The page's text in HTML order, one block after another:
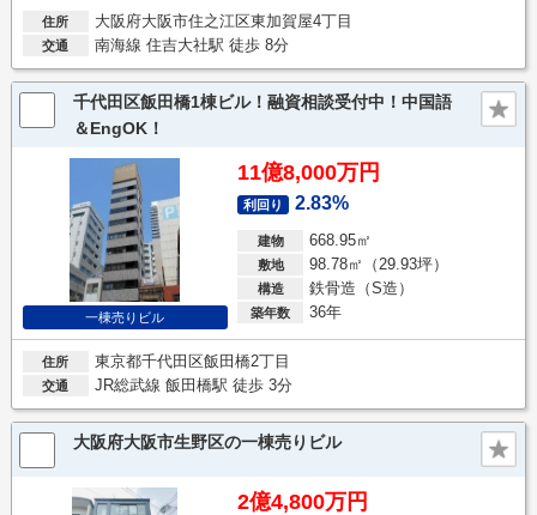
住所 大阪府大阪市住之江区東加賀屋4丁目
交通 南海線 住吉大社駅 徒歩 8分
千代田区飯田橋1棟ビル！融資相談受付中！中国語
＆EngOK！
一棟売りビル
11億8,000万円
利回り 2.83%
建物 668.95㎡
敷地 98.78㎡（29.93坪）
構造 鉄骨造（S造）
築年数 36年
住所 東京都千代田区飯田橋2丁目
交通 JR総武線 飯田橋駅 徒歩 3分
大阪府大阪市生野区の一棟売りビル
2億4,800万円